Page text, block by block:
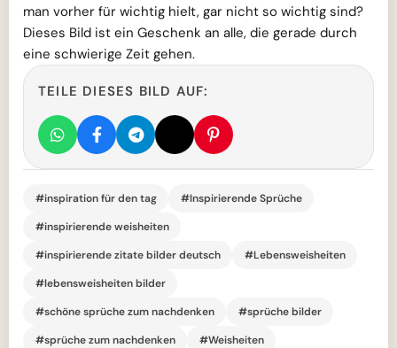
man vorher für wichtig hielt, gar nicht so wichtig sind?
Dieses Bild ist ein Geschenk an alle, die gerade durch
eine schwierige Zeit gehen.
TEILE DIESES BILD AUF:
#inspiration für den tag
#Inspirierende Sprüche
#inspirierende weisheiten
#inspirierende zitate bilder deutsch
#Lebensweisheiten
#lebensweisheiten bilder
#schöne sprüche zum nachdenken
#sprüche bilder
#sprüche zum nachdenken
#Weisheiten